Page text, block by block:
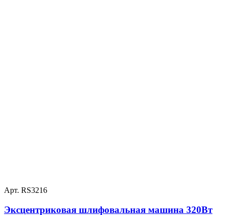
Арт. RS3216
Эксцентриковая шлифовальная машина 320Вт